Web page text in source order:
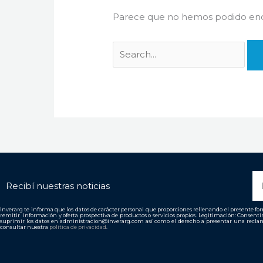
Parece que no hemos podido
Recibí nuestras noticias
Inverarg te informa que los datos de carácter personal que proporciones rellenando el presente
remitir información y oferta prospectiva de productos o servicios propios. Legitimación:
suprimir los datos en administracion@inverarg.com así como el derecho a presentar una
consultar nuestra política de privacidad.